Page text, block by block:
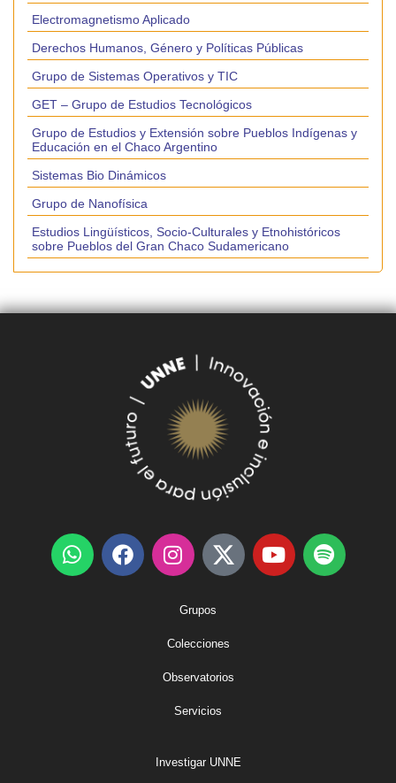
Electromagnetismo Aplicado
Derechos Humanos, Género y Políticas Públicas
Grupo de Sistemas Operativos y TIC
GET – Grupo de Estudios Tecnológicos
Grupo de Estudios y Extensión sobre Pueblos Indígenas y
Educación en el Chaco Argentino
Sistemas Bio Dinámicos
Grupo de Nanofísica
Estudios Lingüísticos, Socio-Culturales y Etnohistóricos
sobre Pueblos del Gran Chaco Sudamericano
Grupos
Colecciones
Observatorios
Servicios
Investigar UNNE